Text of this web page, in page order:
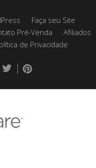
Faça seu Site
Pré-Venda
Afiliados
de Privacidade